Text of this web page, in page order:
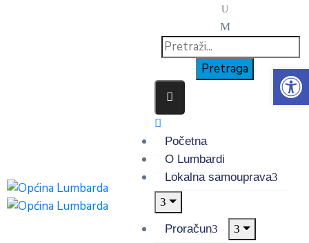
Početna
O Lumbardi
Lokalna samouprava
Proračun